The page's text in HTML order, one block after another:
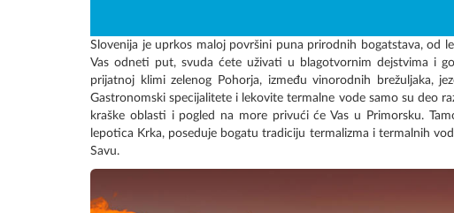
Slovenija je uprkos maloj površini puna prirodnih bogatstava, od
Vas odneti put, svuda ćete uživati u blagotvornim dejstvima i
prijatnoj klimi zelenog Pohorja, između vinorodnih brežuljaka,
Gastronomski specijalitete i lekovite termalne vode samo su deo
kraške oblasti i pogled na more privući će Vas u Primorsku.
lepotica Krka, poseduje bogatu tradiciju termalizma i termalnih
Savu.